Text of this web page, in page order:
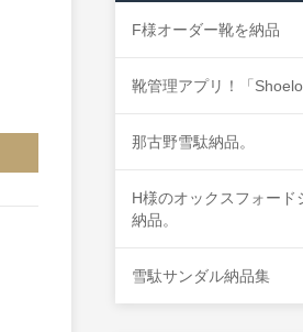
F様オーダー靴を納品
靴管理アプリ！「
那古野雪駄納品。
H様のオックスフォード
納品。
雪駄サンダル納品集